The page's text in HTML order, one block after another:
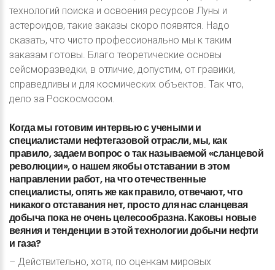
технологий поиска и освоения ресурсов Луны и
астероидов, такие заказы скоро появятся. Надо
сказать, что чисто профессионально мы к таким
заказам готовы. Благо теоретические основы
сейсморазведки, в отличие, допустим, от гравики,
справедливы и для космических объектов. Так что,
дело за Роскосмосом.
Когдамы готовим интервьюсученымии
специалистами нефтегазовойотрасли,мы,как
правило,задаемвопросотак называемой «сланцевой
революции»,о нашемякобыотставании вэтом
направлении работ, начтоотечественные
специалисты,опятьжекакправило,отвечают,что
никакогоотставаниянет,простодлянассланцевая
добычапоканеоченьцелесообразна.Каковы новые
веянияитенденции вэтойтехнологиидобычи нефти
и газа?
– Действительно, хотя, по оценкам мировых